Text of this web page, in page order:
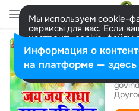
Мы используем cookie-
сервисы для вас. Если
настроить cookie-файлы
представитель. Больше
Разрешить все
Информация о
на платформе — здесь